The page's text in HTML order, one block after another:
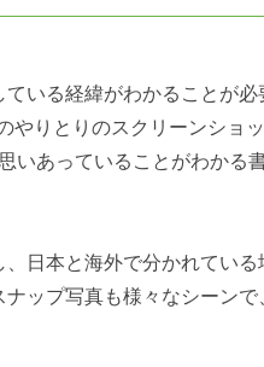
いる経緯がわかることが必
やりとりのスクリーンショ
いあっていることがわかる
日本と海外で分かれている
ップ写真も様々なシーンで